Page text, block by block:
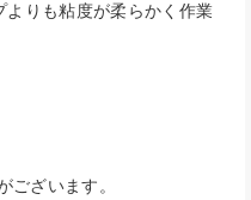
りも粘度が柔らかく作業
ございます。